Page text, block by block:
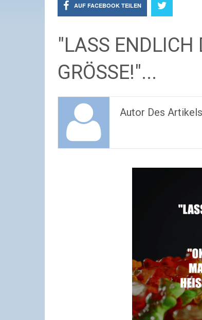
AUF FACEBOOK TEILEN
"LASS ENDLICH
GRÖSSE!"...
Autor Des